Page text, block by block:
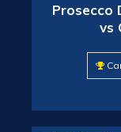
Prosecco
vs